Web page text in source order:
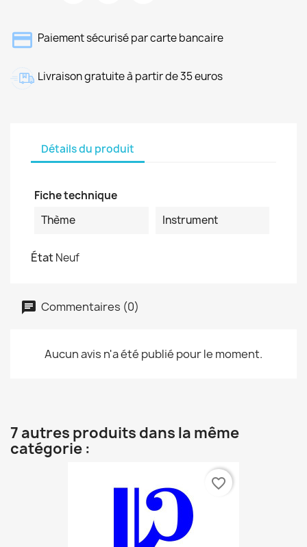
Paiement sécurisé par carte bancaire
Livraison gratuite à partir de 35 euros
Détails du produit
Fiche technique
Thème
Instrument
ÉtatNeuf
Commentaires (0)
Aucun avis n'a été publié pour le moment.
7 autres produits dans la même
catégorie :
favorite_border